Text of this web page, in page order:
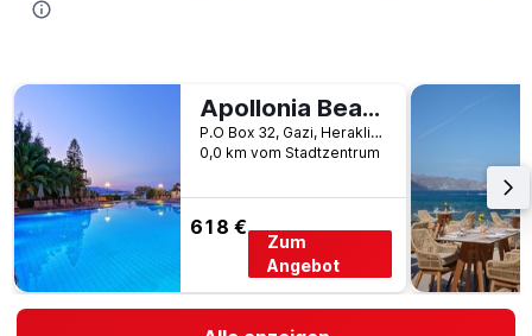
Apollonia Beach Resort & Spa
P.O Box 32, Gazi, Heraklion, Griechenland
0,0 km vom Stadtzentrum
618 €
Zum
Angebot